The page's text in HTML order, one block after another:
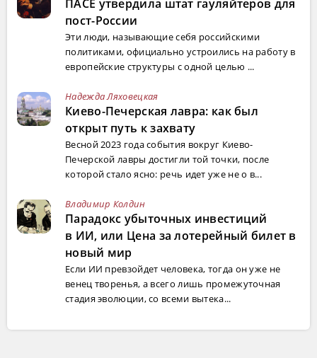
ПАСЕ утвердила штат гауляйтеров для
пост-России
Эти люди, называющие себя российскими
политиками, официально устроились на работу в
европейские структуры с одной целью ...
Надежда Ляховецкая
Киево-Печерская лавра: как был
открыт путь к захвату
Весной 2023 года события вокруг Киево-
Печерской лавры достигли той точки, после
которой стало ясно: речь идет уже не о в...
Владимир Колдин
Парадокс убыточных инвестиций
в ИИ, или Цена за лотерейный билет в
новый мир
Если ИИ превзойдет человека, тогда он уже не
венец творенья, а всего лишь промежуточная
стадия эволюции, со всеми вытека...